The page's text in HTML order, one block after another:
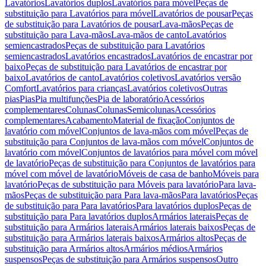
LavatóriosLavatórios duplosLavatórios para móvelPeças de
substituição para Lavatórios para móvelLavatórios de pousarPeças
de substituição para Lavatórios de pousarLava-mãosPeças de
substituição para Lava-mãosLava-mãos de cantoLavatórios
semiencastradosPeças de substituição para Lavatórios
semiencastradosLavatórios encastradosLavatórios de encastrar por
baixoPeças de substituição para Lavatórios de encastrar por
baixoLavatórios de cantoLavatórios coletivosLavatórios versão
ComfortLavatórios para criançasLavatórios coletivosOutras
piasPiasPia multifunçõesPia de laboratórioAcessórios
complementaresColunasColunasSemicolunasAcessórios
complementaresAcabamentoMaterial de fixaçãoConjuntos de
lavatório com móvelConjuntos de lava-mãos com móvelPeças de
substituição para Conjuntos de lava-mãos com móvelConjuntos de
lavatório com móvelConjuntos de lavatórios para móvel com móvel
de lavatórioPeças de substituição para Conjuntos de lavatórios para
móvel com móvel de lavatórioMóveis de casa de banhoMóveis para
lavatórioPeças de substituição para Móveis para lavatórioPara lava-
mãosPeças de substituição para Para lava-mãosPara lavatóriosPeças
de substituição para Para lavatóriosPara lavatórios duplosPeças de
substituição para Para lavatórios duplosArmários lateraisPeças de
substituição para Armários lateraisArmários laterais baixosPeças de
substituição para Armários laterais baixosArmários altosPeças de
substituição para Armários altosArmários médiosArmários
suspensosPeças de substituição para Armários suspensosOutro